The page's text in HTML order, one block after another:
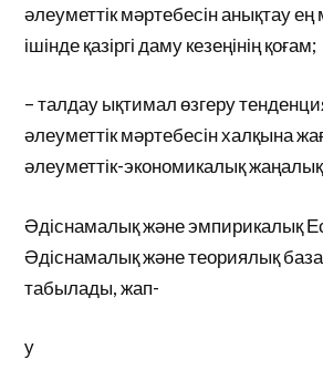
әлеуметтік мәртебесін анықтау
ішінде қазіргі даму кезеңінің қоғам;
– талдау ықтимал өзгеру
әлеуметтік мәртебесін халқына
әлеуметтік-экономикалық
Әдіснамалық және эмпирикалық
Әдіснамалық және теориялық
табылады, жап-
у